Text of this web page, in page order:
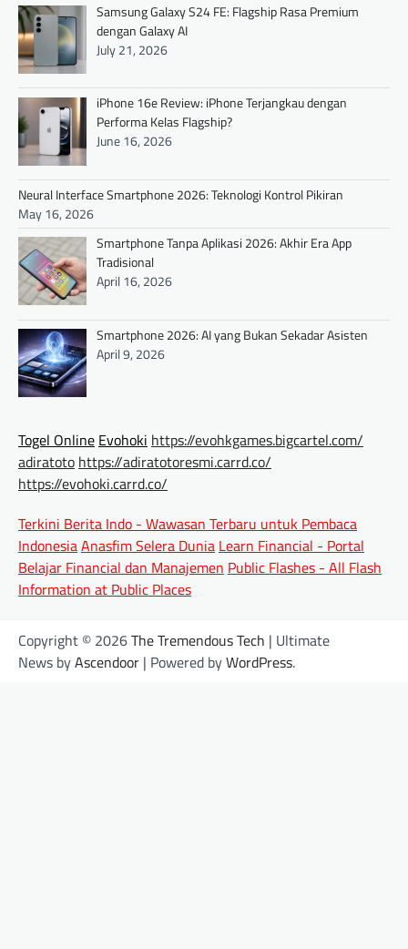
Samsung Galaxy S24 FE: Flagship Rasa Premium
dengan Galaxy AI
July 21, 2026
iPhone 16e Review: iPhone Terjangkau dengan
Performa Kelas Flagship?
June 16, 2026
Neural Interface Smartphone 2026: Teknologi Kontrol Pikiran
May 16, 2026
Smartphone Tanpa Aplikasi 2026: Akhir Era App
Tradisional
April 16, 2026
Smartphone 2026: AI yang Bukan Sekadar Asisten
April 9, 2026
Togel Online Evohoki https://evohkgames.bigcartel.com/
adiratoto https://adiratotoresmi.carrd.co/
https://evohoki.carrd.co/
Terkini Berita Indo - Wawasan Terbaru untuk Pembaca
IndonesiaAnasfim Selera Dunia Learn Financial - Portal
Belajar Financial dan Manajemen Public Flashes - All Flash
Information at Public Places
Copyright © 2026The Tremendous Tech | Ultimate
News byAscendoor | Powered byWordPress.